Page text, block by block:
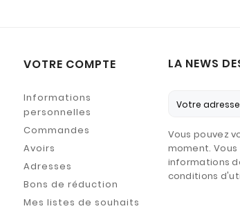
VOTRE COMPTE
Informations
personnelles
Commandes
Avoirs
Adresses
Bons de réduction
Mes listes de souhaits
LA NEWS
Vous pouvez
moment.
informations
conditions